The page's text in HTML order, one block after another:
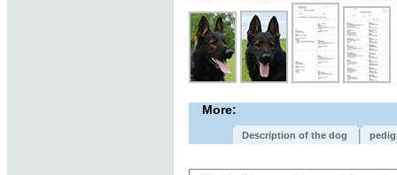
More:
Description of the dog